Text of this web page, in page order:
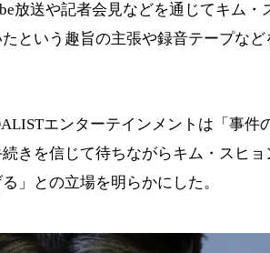
放送や記者会見などを通じてキム・
という趣旨の主張や録音テープな
エンターテインメントは「事件
きを信じて待ちながらキム・スヒ
」との立場を明らかにした。